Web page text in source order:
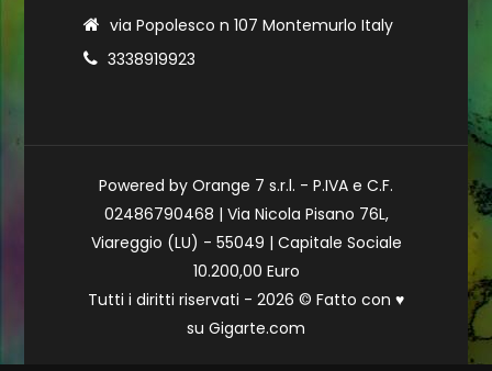
via Popolesco n 107 Montemurlo Italy
3338919923
Powered by Orange 7 s.r.l. - P.IVA e C.F.
02486790468 | Via Nicola Pisano 76L,
Viareggio (LU) - 55049 | Capitale Sociale
10.200,00 Euro
Tutti i diritti riservati - 2026 © Fatto con ♥
su Gigarte.com